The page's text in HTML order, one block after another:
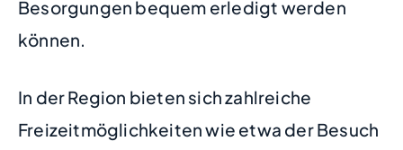
Besorgungen bequem erledigt werden
können.
In der Region bieten sich zahlreiche
Freizeitmöglichkeiten wie etwa der Besuch